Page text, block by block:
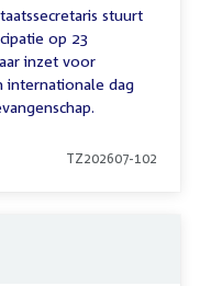
stuurt
op 23
inzet voor
internationale dag
TZ202607-102